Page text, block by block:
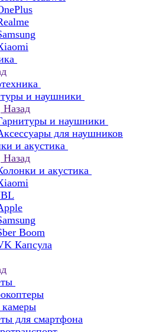
и наушники
Назад
и наушники
для наушников
и акустика
Назад
и акустика
Boom
Капсула
для смартфона